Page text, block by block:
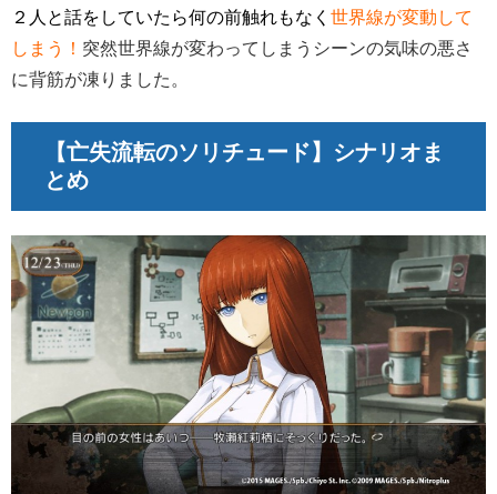
２人と話をしていたら何の前触れもなく 世界線が変動して
しまう！ 突然世界線が変わってしまうシーンの気味の悪さ
に背筋が凍りました。
【亡失流転のソリチュード】シナリオま
とめ